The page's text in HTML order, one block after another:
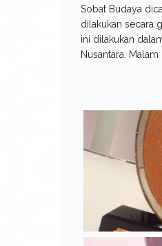
Sobat Budaya
dilakukan secara
ini dilakukan
Nusantara.